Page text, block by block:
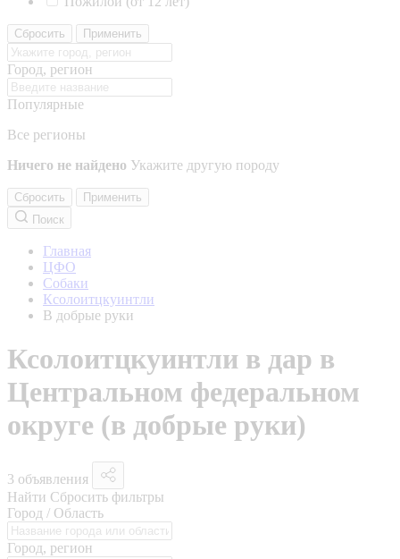
Сбросить Применить
Город, регион
Популярные
Все регионы
Ничего не найдено Укажите другую породу
Сбросить
Применить
Поиск
Главная
ЦФО
Собаки
Ксолоитцкуинтли
В добрые руки
Ксолоитцкуинтли в дар в
Центральном федеральном
округе (в добрые руки)
3 объявления
Найти Сбросить фильтры
Город / Область
Город, регион